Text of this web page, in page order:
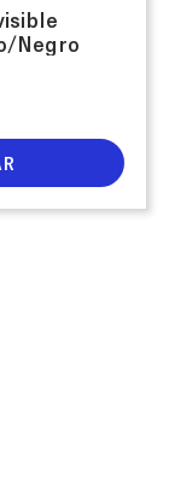
Negro